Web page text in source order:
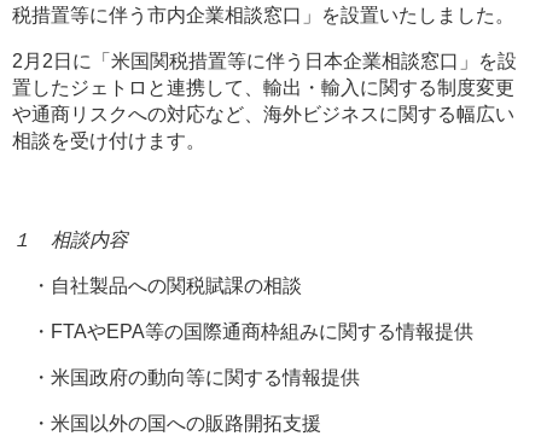
税措置等に伴う市内企業相談窓口」を設置いたしました。
2月2日に「米国関税措置等に伴う日本企業相談窓口」を設
置したジェトロと連携して、輸出・輸入に関する制度変更
や通商リスクへの対応など、海外ビジネスに関する幅広い
相談を受け付けます。
１ 相談内容
・自社製品への関税賦課の相談
・FTAやEPA等の国際通商枠組みに関する情報提供
・米国政府の動向等に関する情報提供
・米国以外の国への販路開拓支援